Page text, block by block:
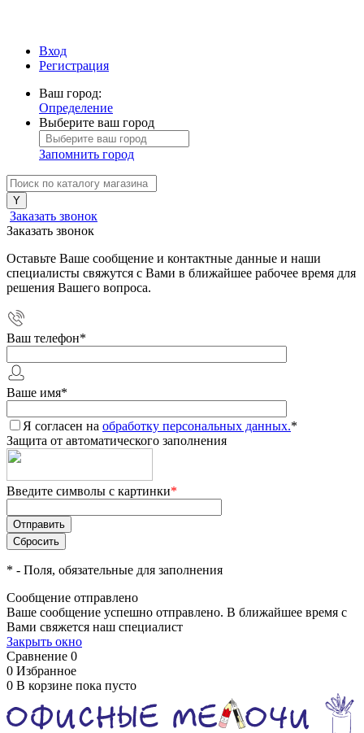
Вход
Регистрация
Ваш город:
Определение
Выберите ваш город
Запомнить город
Заказать звонок
Заказать звонок
Оставьте Ваше сообщение и контактные данные и наши
специалисты свяжутся с Вами в ближайшее рабочее время для
решения Вашего вопроса.
Ваш телефон*
Ваше имя*
Я согласен на обработку персональных данных.*
Защита от автоматического заполнения
Введите символы с картинки*
* - Поля, обязательные для заполнения
Сообщение отправлено
Ваше сообщение успешно отправлено. В ближайшее время с
Вами свяжется наш специалист
Закрыть окно
Сравнение 0
0 Избранное
0 В корзине пока пусто